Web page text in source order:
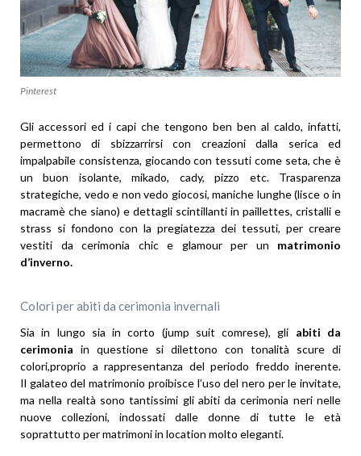
Pinterest
Gli accessori ed i capi che tengono ben ben al caldo, infatti,
permettono di sbizzarrirsi con creazioni dalla serica ed
impalpabile consistenza, giocando con tessuti come seta, che è
un buon isolante, mikado, cady, pizzo etc. Trasparenza
strategiche, vedo e non vedo giocosi, maniche lunghe (lisce o in
macramè che siano) e dettagli scintillanti in paillettes, cristalli e
strass si fondono con la pregiatezza dei tessuti, per creare
vestiti da cerimonia chic e glamour per un matrimonio
d’inverno.
Colori per abiti da cerimonia invernali
Sia in lungo sia in corto (jump suit comrese), gli abiti da
cerimonia in questione si dilettono con tonalità scure di
colori,proprio a rappresentanza del periodo freddo inerente.
Il galateo del matrimonio proibisce l’uso del nero per le invitate,
ma nella realtà sono tantissimi gli abiti da cerimonia neri nelle
nuove collezioni, indossati dalle donne di tutte le età
soprattutto per matrimoni in location molto eleganti.